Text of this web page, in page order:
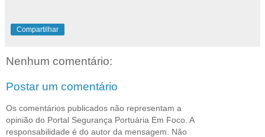
Compartilhar
Nenhum comentário:
Postar um comentário
Os comentários publicados não representam a
opinião do Portal Segurança Portuária Em Foco. A
responsabilidade é do autor da mensagem. Não